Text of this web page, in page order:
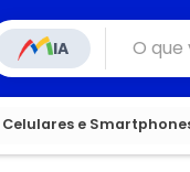
IA
Celulares e